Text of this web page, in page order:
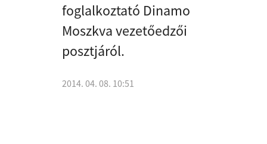
foglalkoztató Dinamo
Moszkva vezetőedzői
posztjáról.
2014. 04. 08. 10:51